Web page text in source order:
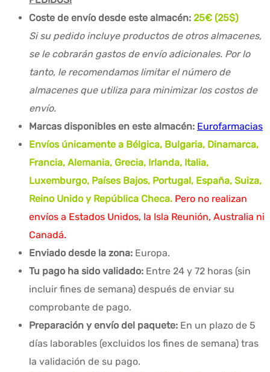
Coste de envío desde este almacén: 25€ (25$)
Si su pedido incluye productos de otros almacenes,
se le cobrarán gastos de envío adicionales. Por lo
tanto, le recomendamos limitar el número de
almacenes que utiliza para minimizar los costos de
envío.
Marcas disponibles en este almacén: Eurofarmacias
Envíos únicamente a Bélgica, Bulgaria, Dinamarca,
Francia, Alemania, Grecia, Irlanda, Italia,
Luxemburgo, Países Bajos, Portugal, España, Suiza,
Reino Unido y República Checa. Pero no realizan
envíos a Estados Unidos, la Isla Reunión, Australia ni
Canadá.
Enviado desde la zona: Europa.
Tu pago ha sido validado: Entre 24 y 72 horas (sin
incluir fines de semana) después de enviar su
comprobante de pago.
Preparación y envío del paquete: En un plazo de 5
días laborables (excluidos los fines de semana) tras
la validación de su pago.